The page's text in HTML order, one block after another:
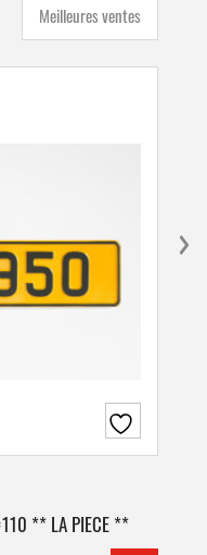
Meilleures ventes
** LA PIECE **